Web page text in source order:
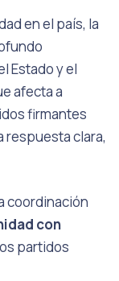
en el país, la
Estado y el
afecta a
firmantes
respuesta clara,
coordinación
con
partidos